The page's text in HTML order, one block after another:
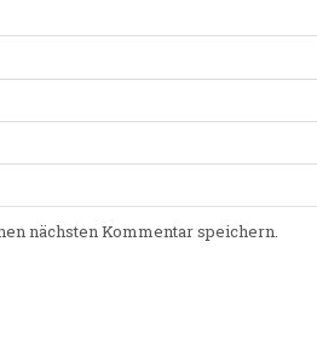
nächsten Kommentar speichern.